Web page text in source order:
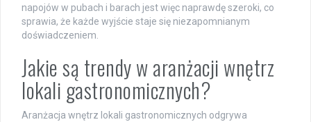
napojów w pubach i barach jest więc naprawdę szeroki, co
sprawia, że każde wyjście staje się niezapomnianym
doświadczeniem.
Jakie są trendy w aranżacji wnętrz
lokali gastronomicznych?
Aranżacja wnętrz lokali gastronomicznych odgrywa